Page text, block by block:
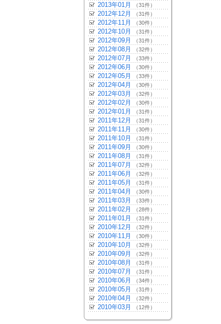
2013年01月 （31件）
2012年12月 （31件）
2012年11月 （30件）
2012年10月 （31件）
2012年09月 （31件）
2012年08月 （32件）
2012年07月 （33件）
2012年06月 （30件）
2012年05月 （33件）
2012年04月 （30件）
2012年03月 （32件）
2012年02月 （30件）
2012年01月 （31件）
2011年12月 （31件）
2011年11月 （30件）
2011年10月 （31件）
2011年09月 （30件）
2011年08月 （31件）
2011年07月 （32件）
2011年06月 （32件）
2011年05月 （31件）
2011年04月 （30件）
2011年03月 （33件）
2011年02月 （28件）
2011年01月 （31件）
2010年12月 （32件）
2010年11月 （30件）
2010年10月 （32件）
2010年09月 （32件）
2010年08月 （31件）
2010年07月 （31件）
2010年06月 （34件）
2010年05月 （31件）
2010年04月 （32件）
2010年03月 （12件）